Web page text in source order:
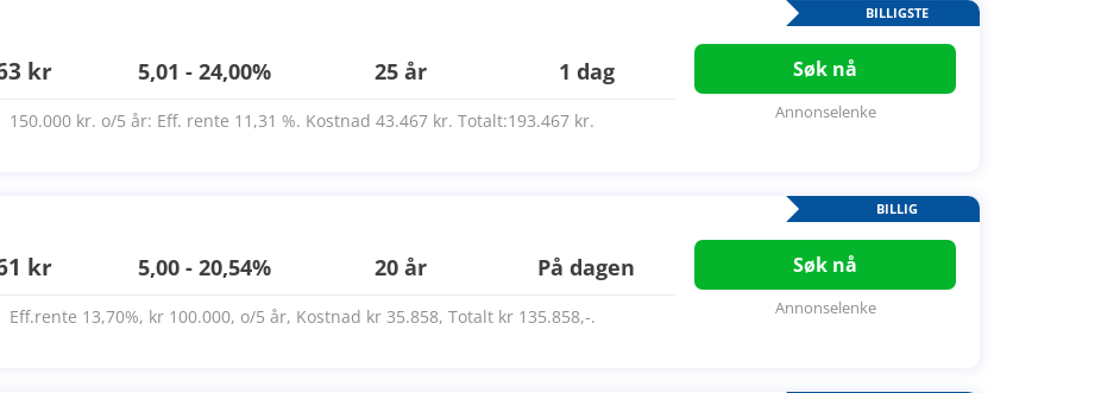
BILLIGSTE
kr 5,01 - 24,00% 25 år 1 dag Søk nå
150.000 kr. o/5 år: Eff. rente 11,31 %. Kostnad 43.467 kr. Totalt:193.467 kr. Annonselenke
BILLIG
kr 5,00 - 20,54% 20 år På dagen Søk nå
Eff.rente 13,70%, kr 100.000, o/5 år, Kostnad kr 35.858, Totalt kr 135.858,-. Annonselenke